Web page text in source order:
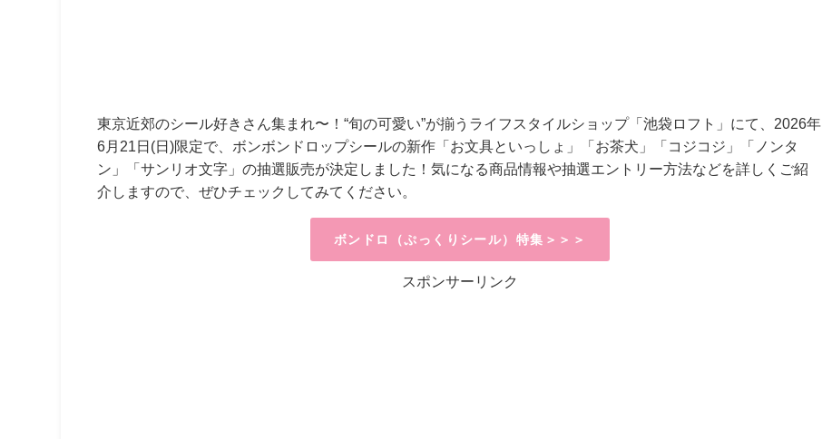
東京近郊のシール好きさん集まれ〜！“旬の可愛い”が揃うライフスタイルショップ「池袋ロフト」にて、2026年
6月21日(日)限定で、ボンボンドロップシールの新作「お文具といっしょ」「お茶犬」「コジコジ」「ノンタ
ン」「サンリオ文字」の抽選販売が決定しました！気になる商品情報や抽選エントリー方法などを詳しくご紹
介しますので、ぜひチェックしてみてください。
ボンドロ（ぷっくりシール）特集＞＞＞
スポンサーリンク